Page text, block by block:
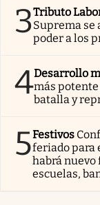
3Tributo
Suprema se
poder a los
4Desarrollo
más
batalla y
5Festivos
feriado para
habrá nuevo
escuelas,